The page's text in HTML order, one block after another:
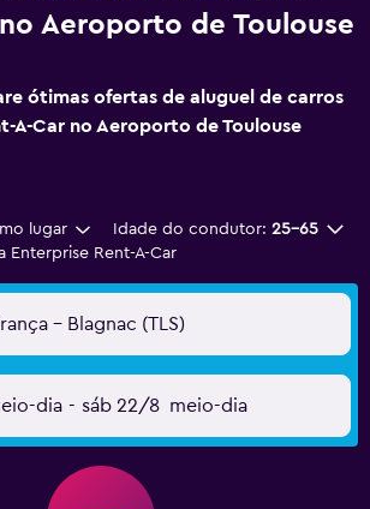
no Aeroporto de Toulouse
ótimas ofertas de aluguel de carros
A-Car no Aeroporto de Toulouse
lugar Idade do condutor: 25-65
Enterprise Rent-A-Car
- Blagnac (TLS)
dia - sáb 22/8 meio-dia